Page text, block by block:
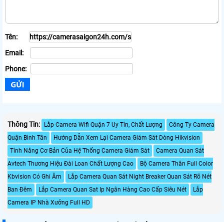
Tên:
Email:
Phone:
Thông Tin: Lắp Camera Wifi Quận 7 Uy Tín, Chất Lượng
Công Ty Camera
Quận Bình Tân
Hướng Dẫn Xem Lại Camera Giám Sát Dòng Hikvision
Tính Năng Cơ Bản Của Hệ Thống Camera Giám Sát
Camera Quan Sát
Avtech Thương Hiệu Đài Loan Chất Lượng Cao
Bộ Camera Thân Full Color
Kbvision Có Ghi Âm
Lắp Camera Quan Sát Night Breaker Quan Sát Rõ Nét
Ban Đêm
Lắp Camera Quan Sat Ip Ngân Hàng Cao Cấp Siêu Nét
Lắp
Camera IP Nhà Xưởng Full HD